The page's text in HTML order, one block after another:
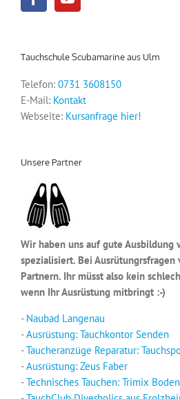
Tauchschule Scubamarine aus Ulm
Telefon: 0731 3608150
E-Mail: Kontakt
Webseite: Kursanfrage hier!
Unsere Partner
Wir haben uns auf gute Ausbildung
spezialisiert. Bei
Partnern. Ihr müsst also kein
wenn Ihr Ausrüstung mitbringt :-)
- Naubad Langenau
-Ausrüstung: Tauchkontor Senden
-Taucheranzüge Reparatur:
-Ausrüstung: Zeus Faber
-Technisches Tauchen: Trimix